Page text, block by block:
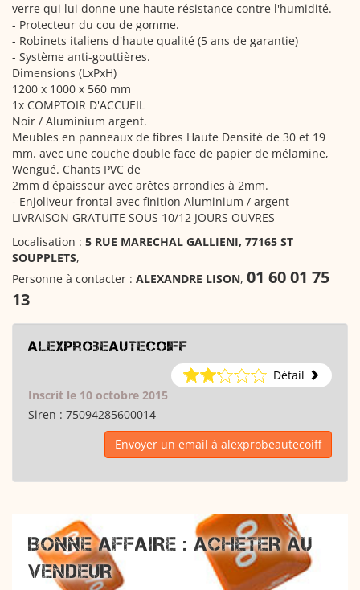
verre qui lui donne une haute résistance contre l'humidité.
- Protecteur du cou de gomme.
- Robinets italiens d'haute qualité (5 ans de garantie)
- Système anti-gouttières.
Dimensions (LxPxH)
1200 x 1000 x 560 mm
1x COMPTOIR D'ACCUEIL
Noir / Aluminium argent.
Meubles en panneaux de fibres Haute Densité de 30 et 19
mm. avec une couche double face de papier de mélamine,
Wengué. Chants PVC de
2mm d'épaisseur avec arêtes arrondies à 2mm.
- Enjoliveur frontal avec finition Aluminium / argent
LIVRAISON GRATUITE SOUS 10/12 JOURS OUVRES
Localisation : 5 RUE MARECHAL GALLIENI, 77165 ST
SOUPPLETS,
Personne à contacter : ALEXANDRE LISON, 01 60 01 75
13
alexprobeautecoiff
Détail
Inscrit le 10 octobre 2015
Siren : 75094285600014
Envoyer un email à alexprobeautecoiff
BONNE AFFAIRE : ACHETER AU
VENDEUR